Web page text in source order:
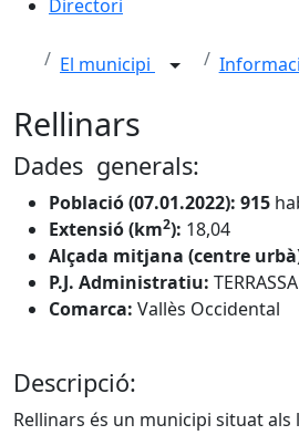
Directori
El municipi
Rellinars
Dades generals:
Població (07.01.2022): 915
Extensió (km2): 18,04
Alçada mitjana (centre
P.J. Administratiu: TERRASSA
Comarca: Vallès Occidental
Descripció:
Rellinars és un municipi situat als